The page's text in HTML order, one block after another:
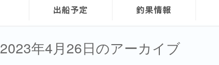
2023年4月26日のアーカイブ